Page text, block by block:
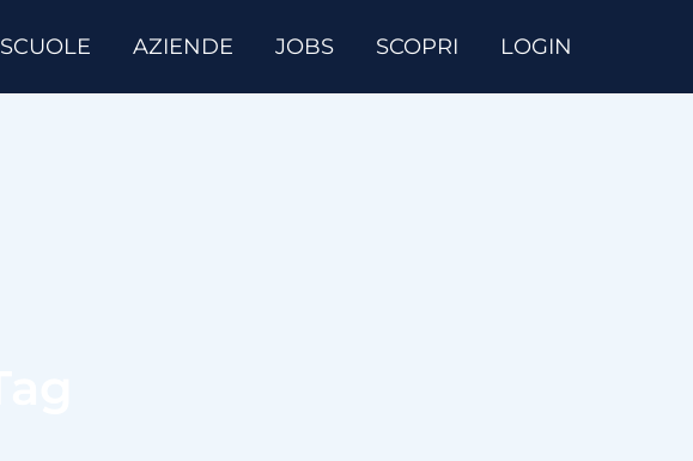
SCUOLE AZIENDE JOBS SCOPRI LOGIN